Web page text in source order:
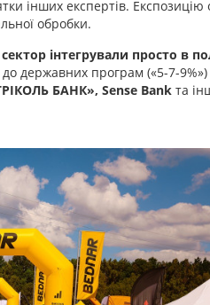
інших експертів. Експозицію
обробки.
інтегрували просто в
до державних програм («5-7-
БАНК», Sense Bank та